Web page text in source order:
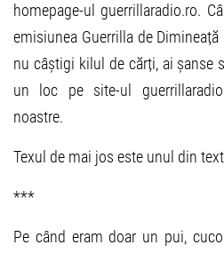
homepage-ul guerrillaradio.ro.
emisiunea Guerrilla de
nu câștigi kilul de cărți, ai șanse
un loc pe site-ul
noastre.
Texul de mai jos este unul din
***
Pe când eram doar un pui,